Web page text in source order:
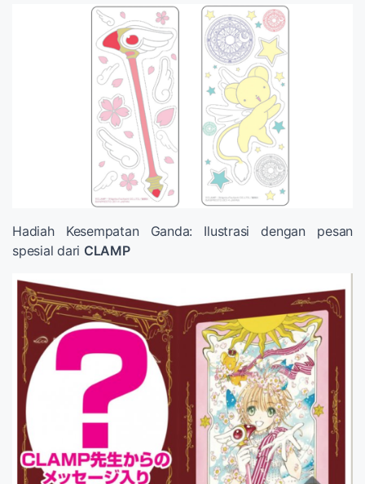
Hadiah Kesempatan Ganda: Ilustrasi dengan pesan
spesial dari CLAMP